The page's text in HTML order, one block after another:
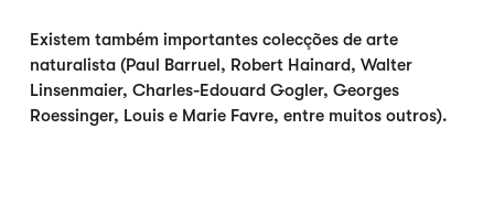
Existem também importantes colecções de arte
naturalista (Paul Barruel, Robert Hainard, Walter
Linsenmaier, Charles-Edouard Gogler, Georges
Roessinger, Louis e Marie Favre, entre muitos outros).